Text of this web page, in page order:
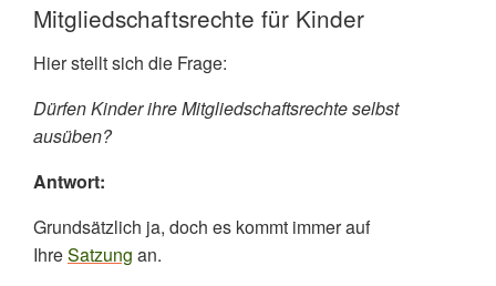
Mitgliedschaftsrechte für Kinder
Hier stellt sich die Frage:
Dürfen Kinder ihre Mitgliedschaftsrechte selbst
ausüben?
Antwort:
Grundsätzlich ja, doch es kommt immer auf
IhreSatzung an.